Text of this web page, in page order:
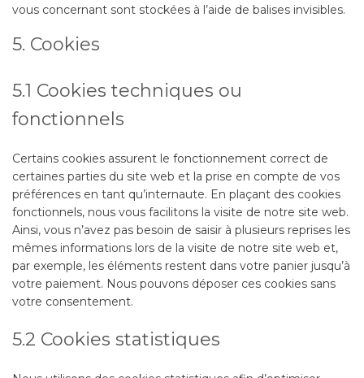
vous concernant sont stockées à l’aide de balises invisibles.
5. Cookies
5.1 Cookies techniques ou
fonctionnels
Certains cookies assurent le fonctionnement correct de
certaines parties du site web et la prise en compte de vos
préférences en tant qu’internaute. En plaçant des cookies
fonctionnels, nous vous facilitons la visite de notre site web.
Ainsi, vous n’avez pas besoin de saisir à plusieurs reprises les
mêmes informations lors de la visite de notre site web et,
par exemple, les éléments restent dans votre panier jusqu’à
votre paiement. Nous pouvons déposer ces cookies sans
votre consentement.
5.2 Cookies statistiques